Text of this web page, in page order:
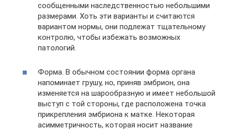
сообщенными наследственностью небольшими
размерами. Хоть эти варианты и считаются
вариантом нормы, они подлежат тщательному
контролю, чтобы избежать возможных
патологий.
Форма. В обычном состоянии форма органа
напоминает грушу, но, приняв эмбрион, она
изменяется на шарообразную и имеет небольшой
выступ с той стороны, где расположена точка
прикрепления эмбриона к матке. Некоторая
асимметричность, которая носит название